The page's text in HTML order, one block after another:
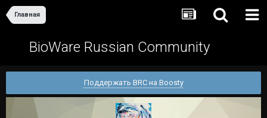
Главная
BioWare Russian Community
Поддержать BRC на Boosty